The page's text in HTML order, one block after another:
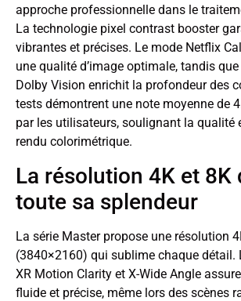
approche professionnelle dans le
La technologie pixel contrast booster
vibrantes et précises. Le mode Netflix
une qualité d’image optimale, tandis
Dolby Vision enrichit la profondeur des
tests démontrent une note moyenne de
par les utilisateurs, soulignant la qualité
rendu colorimétrique.
La résolution 4K et 8K
toute sa splendeur
La série Master propose une résolution
(3840×2160) qui sublime chaque détail.
XR Motion Clarity et X-Wide Angle
fluide et précise, même lors des scènes